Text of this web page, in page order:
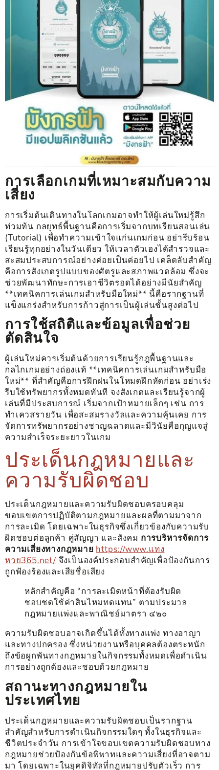
การเลือกเกมที่เหมาะสมกับความ
เสี่ยง
การเริ่มต้นเดินทางในโลกเกมอาจทำให้ผู้เล่นใหม่รู้สึก
ท่วมท้น กลยุทธ์พื้นฐานคือการเริ่มจากบทเรียนสอนเล่น
(Tutorial) เพื่อทำความเข้าใจแก่นเกมก่อน อย่ารีบร้อน
เรียนรู้ทุกอย่างในวันเดียว ให้เวลาตัวเองได้สำรวจและ
สะสมประสบการณ์อย่างค่อยเป็นค่อยไป เคล็ดลับสำคัญ
คือการสังเกตรูปแบบของศัตรูและสภาพแวดล้อม ซึ่งจะ
ช่วยพัฒนาทักษะการเอาชีวิตรอดได้อย่างมีนัยสำคัญ
**เทคนิคการเล่นเกมสำหรับมือใหม่** นี้คือรากฐานที่
แข็งแกร่งสำหรับการก้าวสู่การเป็นผู้เล่นชั้นสูงต่อไป
การใช้สถิติและข้อมูลเพื่อช่วย
ตัดสินใจ
ผู้เล่นใหม่ควรเริ่มต้นด้วยการเรียนรู้กฎพื้นฐานและ
กลไกเกมอย่างถ่องแท้ **เทคนิคการเล่นเกมสำหรับมือ
ใหม่** ที่สำคัญคือการฝึกฝนในโหมดฝึกหัดก่อน อย่าเร่ง
รีบใช้ทรัพยากรทั้งหมดทันที จงสังเกตและเรียนรู้จากผู้
เล่นที่มีประสบการณ์ เริ่มจากเป้าหมายเล็กๆ เช่น การ
ทำเควสรายวัน เพื่อสะสมรางวัลและความคุ้นเคย การ
จัดการทรัพยากรอย่างชาญฉลาดและมีวินัยคือกุญแจสู่
ความสำเร็จระยะยาวในเกม
ประเด็นกฎหมายและ
ความรับผิดชอบ
ประเด็นกฎหมายและความรับผิดชอบครอบคลุม
ขอบเขตการปฏิบัติตามกฎหมายและผลที่ตามมาจาก
การละเมิด โดยเฉพาะในธุรกิจซึ่งเกี่ยวข้องกับความรับ
ผิดชอบต่อลูกค้า คู่สัญญา และสังคม การบริหารจัดการ
ความเสี่ยงทางกฎหมาย https://www.แทง
หวย365.net/ จึงเป็นองค์ประกอบสำคัญเพื่อป้องกันการ
ถูกฟ้องร้องและเสียชื่อเสียง
หลักสำคัญคือ “การละเมิดหน้าที่ต้องรับผิด
ชอบชดใช้ค่าสินไหมทดแทน” ตามประมวล
กฎหมายแพ่งและพาณิชย์มาตรา ๔๒๐
ความรับผิดชอบอาจเกิดขึ้นได้ทั้งทางแพ่ง ทางอาญา
และทางปกครอง ซึ่งหน่วยงานหรือบุคคลต้องตระหนัก
ถึงข้อผูกพันทางกฎหมายในกิจกรรมทั้งหมดเพื่อดำเนิน
การอย่างถูกต้องและชอบด้วยกฎหมาย
สถานะทางกฎหมายใน
ประเทศไทย
ประเด็นกฎหมายและความรับผิดชอบเป็นรากฐาน
สำคัญสำหรับการดำเนินกิจกรรมใดๆ ทั้งในธุรกิจและ
ชีวิตประจำวัน การเข้าใจขอบเขตความรับผิดชอบทาง
กฎหมายช่วยป้องกันข้อพิพาทและความเสี่ยงที่อาจตาม
มา โดยเฉพาะในยุคดิจิทัลที่กฎหมายปรับตัวเร็ว การ